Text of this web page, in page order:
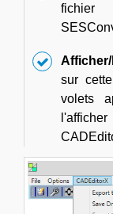
fichier
sur
volets